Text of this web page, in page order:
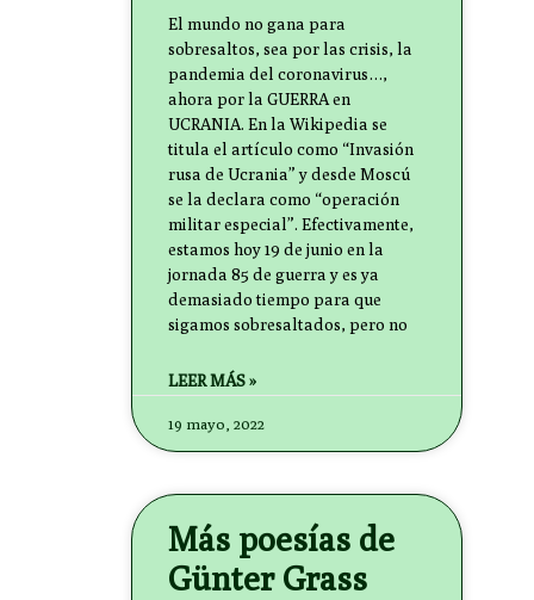
El mundo no gana para
sobresaltos, sea por las crisis, la
pandemia del coronavirus…,
ahora por la GUERRA en
UCRANIA. En la Wikipedia se
titula el artículo como “Invasión
rusa de Ucrania” y desde Moscú
se la declara como “operación
militar especial”. Efectivamente,
estamos hoy 19 de junio en la
jornada 85 de guerra y es ya
demasiado tiempo para que
sigamos sobresaltados, pero no
LEER MÁS »
19 mayo, 2022
Más poesías de
Günter Grass